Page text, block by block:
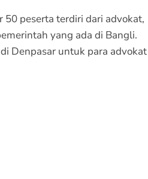
50 peserta terdiri dari advokat,
yang ada di Bangli.
Denpasar untuk para advokat